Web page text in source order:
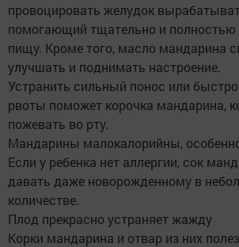
провоцировать желудок
помогающий тщательно и полностью
пищу. Кроме того, масло мандарина
улучшать и поднимать настроение.
Устранить сильный понос или
рвоты поможет корочка мандарина,
пожевать во рту.
Мандарины малокалорийны,
Если у ребенка нет аллергии, сок
давать даже новорожденному в
количестве.
Плод прекрасно устраняет жажду
Корки мандарина и отвар из них